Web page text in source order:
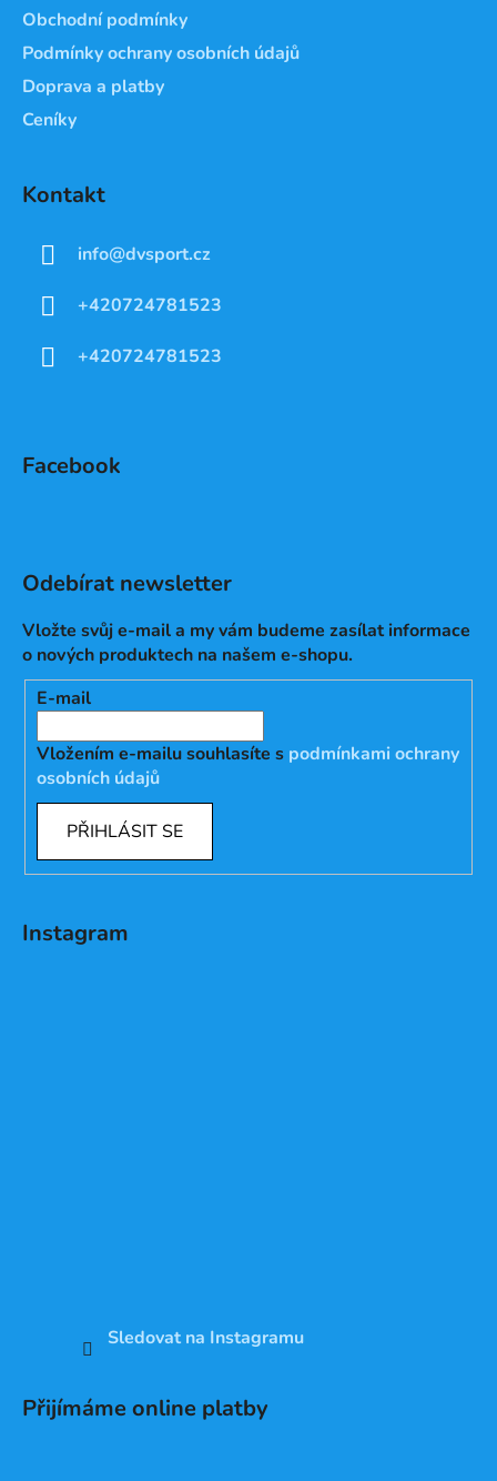
Obchodní podmínky
Podmínky ochrany osobních údajů
Doprava a platby
Ceníky
Kontakt
info@dvsport.cz
+420724781523
+420724781523
Facebook
Odebírat newsletter
Vložte svůj e-mail a my vám budeme zasílat informace
o nových produktech na našem e-shopu.
E-mail
Vložením e-mailu souhlasíte s podmínkami ochrany
osobních údajů
PŘIHLÁSIT SE
Instagram
Sledovat na Instagramu
Přijímáme online platby